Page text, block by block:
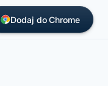
Dodaj do Chrome